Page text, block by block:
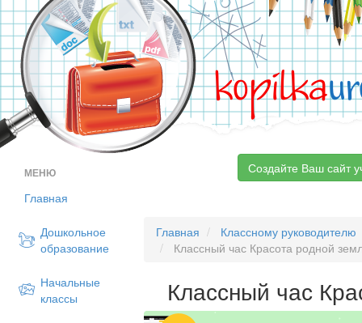
kopilka
МЕНЮ
Главная
Дошкольное
образование
Начальные
классы
Создайте Ваш сайт
Главная
Классному руководителю
Классный час Красота родной
Классный час